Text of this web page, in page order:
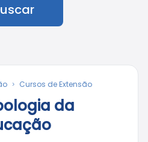
Cursos de Extensão
da